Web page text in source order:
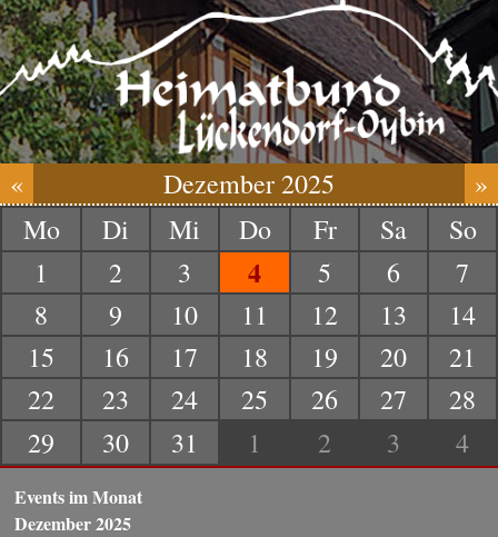
« Dezember 2025
»
Mo
Di Mi Do Fr Sa
So
1
2 3 4 5 6
7
8
9 10 11 12 13
14
15
16 17 18 19 20
21
22
23 24 25 26 27
28
29
30 31 1 2 3 4
Events im Monat
Dezember 2025